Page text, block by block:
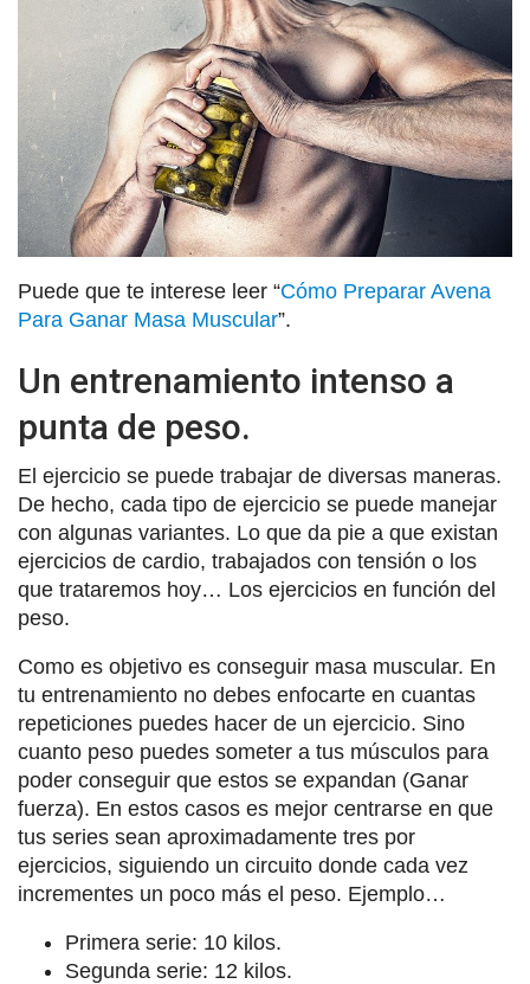
Puede que te interese leer “Cómo Preparar Avena
Para Ganar Masa Muscular”.
Un entrenamiento intenso a
punta de peso.
El ejercicio se puede trabajar de diversas maneras.
De hecho, cada tipo de ejercicio se puede manejar
con algunas variantes. Lo que da pie a que existan
ejercicios de cardio, trabajados con tensión o los
que trataremos hoy… Los ejercicios en función del
peso.
Como es objetivo es conseguir masa muscular. En
tu entrenamiento no debes enfocarte en cuantas
repeticiones puedes hacer de un ejercicio. Sino
cuanto peso puedes someter a tus músculos para
poder conseguir que estos se expandan (Ganar
fuerza). En estos casos es mejor centrarse en que
tus series sean aproximadamente tres por
ejercicios, siguiendo un circuito donde cada vez
incrementes un poco más el peso. Ejemplo…
Primera serie: 10 kilos.
Segunda serie: 12 kilos.